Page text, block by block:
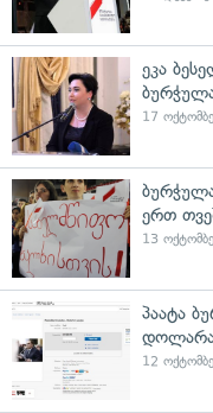
ეკა
17
ერთ
13
პაატა
12